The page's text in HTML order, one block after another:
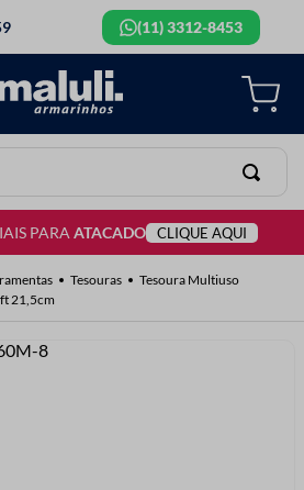
(11) 3312-8453
PARAATACADO CLIQUE AQUI
Tesouras
Tesoura Multiuso
21,5cm